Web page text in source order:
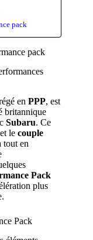
pack
pack
en PPP, est
britannique
Subaru. Ce
et le couple
tout en
Pack
plus
Pack